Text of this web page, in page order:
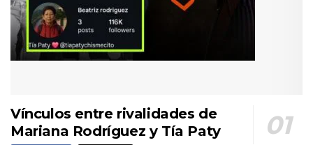
Vínculos entre rivalidades de
Mariana Rodríguez y Tía Paty